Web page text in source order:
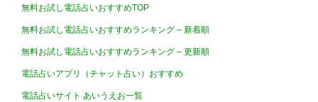
無料お試し電話占いおすすめTOP
無料お試し電話占いおすすめランキング – 新着順
無料お試し電話占いおすすめランキング – 更新順
電話占いアプリ（チャット占い）おすすめ
電話占いサイト あいうえお一覧